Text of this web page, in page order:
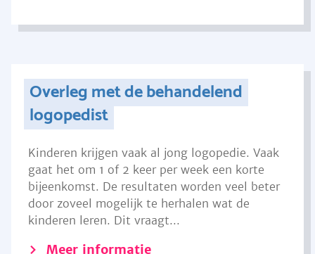
Overleg met de behandelend
logopedist
Kinderen krijgen vaak al jong logopedie. Vaak
gaat het om 1 of 2 keer per week een korte
bijeenkomst. De resultaten worden veel beter
door zoveel mogelijk te herhalen wat de
kinderen leren. Dit vraagt...
Meer informatie